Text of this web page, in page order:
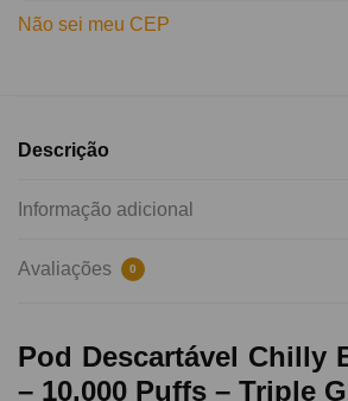
Não sei meu CEP
Descrição
Informação adicional
Avaliações 0
Pod Descartável Chilly
– 10.000 Puffs – Triple